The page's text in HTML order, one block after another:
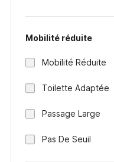
Mobilité réduite
Mobilité Réduite
Toilette Adaptée
Passage Large
Pas De Seuil